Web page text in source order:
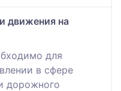
движения на
для
в сфере
дорожного